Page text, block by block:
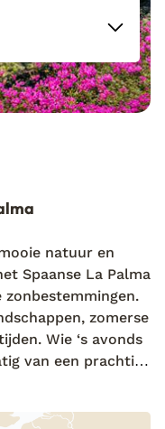
natuur en
Spaanse La Palma
zomerse
Wie ‘s avonds
van een prachtige
een